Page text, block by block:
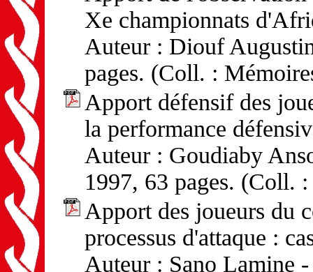
Xe championnats
Auteur : Diouf
pages. (Coll. :
Apport défensif des
la performance
Auteur : Goudiaby
1997, 63 pages. (Coll.
Apport des joueurs du
processus d'attaque :
Auteur : Sano Lamine